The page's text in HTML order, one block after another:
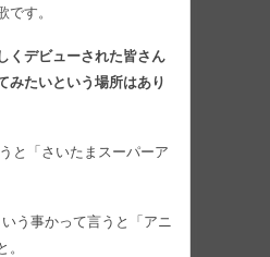
です。
くデビューされた皆さん
みたいという場所はあり
と「さいたまスーパーア
いう事かって言うと「アニ